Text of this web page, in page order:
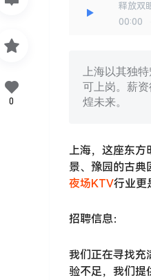
释放双
00:00
上海以其独
可上岗。薪
煌未来。
上海，这座东方
景、豫园的古典
夜场KTV行业更
招聘信息：
我们正在寻找充
验不足，我们提
0